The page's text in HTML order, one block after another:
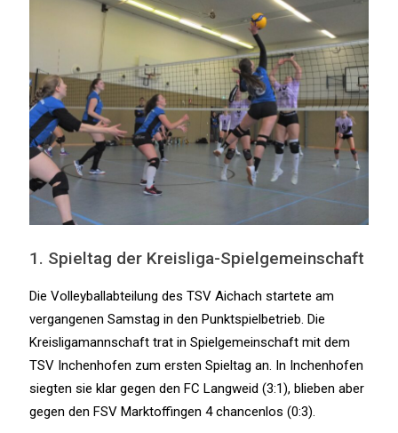
1. Spieltag der Kreisliga-Spielgemeinschaft
Die Volleyballabteilung des TSV Aichach startete am
vergangenen Samstag in den Punktspielbetrieb. Die
Kreisligamannschaft trat in Spielgemeinschaft mit dem
TSV Inchenhofen zum ersten Spieltag an. In Inchenhofen
siegten sie klar gegen den FC Langweid (3:1), blieben aber
gegen den FSV Marktoffingen 4 chancenlos (0:3).